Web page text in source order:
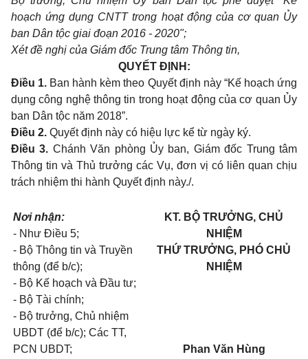
hoạch ứng dụng CNTT trong hoạt động của cơ quan Ủy
ban Dân tộc giai đoạn 2016 - 2020";
Xét đề nghị của Giám đốc Trung tâm Thông tin,
QUYẾT ĐỊNH:
Điều 1. Ban hành kèm theo Quyết định này “Kế hoạch ứng
dụng công nghệ thông tin trong hoạt động của cơ quan Ủy
ban Dân tộc năm 2018”.
Điều 2. Quyết định này có hiệu lực kể từ ngày ký.
Điều 3. Chánh Văn phòng Ủy ban, Giám đốc Trung tâm
Thông tin và Thủ trưởng các Vụ, đơn vị có liên quan chịu
trách nhiệm thi hành Quyết định này./.
Nơi nhận:
- Như Điều 5;
- Bộ Thông tin và Truyền
thông (để b/c);
- Bộ Kế hoạch và Đầu tư;
- Bộ Tài chính;
- Bộ trưởng, Chủ nhiệm
UBDT (để b/c); Các TT,
PCN UBDT;
KT. BỘ TRƯỞNG, CHỦ
NHIỆM
THỨ TRƯỞNG, PHÓ CHỦ
NHIỆM
Phan Văn Hùng